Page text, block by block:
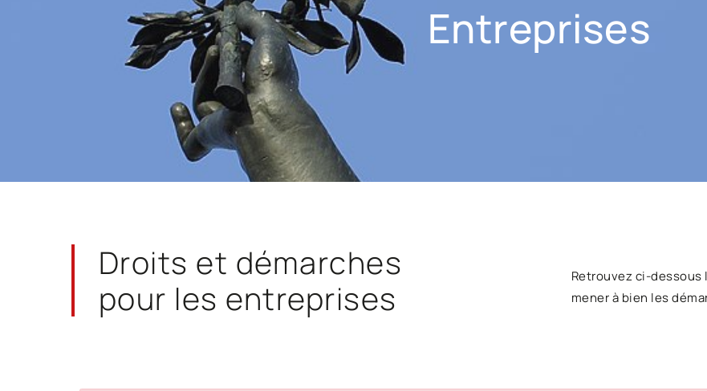
Entreprises
Droits et démarches
pour les entreprises
Retrouvez ci-
mener à bien les